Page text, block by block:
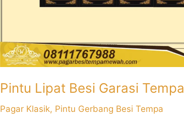
Pintu Lipat Besi Garasi Tempa
Pagar Klasik, Pintu Gerbang Besi Tempa